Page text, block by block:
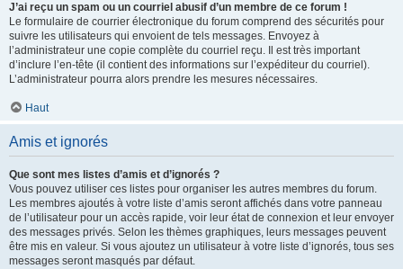
J’ai reçu un spam ou un courriel abusif d’un membre de ce forum !
Le formulaire de courrier électronique du forum comprend des sécurités pour
suivre les utilisateurs qui envoient de tels messages. Envoyez à
l’administrateur une copie complète du courriel reçu. Il est très important
d’inclure l’en-tête (il contient des informations sur l’expéditeur du courriel).
L’administrateur pourra alors prendre les mesures nécessaires.
Haut
Amis et ignorés
Que sont mes listes d’amis et d’ignorés ?
Vous pouvez utiliser ces listes pour organiser les autres membres du forum.
Les membres ajoutés à votre liste d’amis seront affichés dans votre panneau
de l’utilisateur pour un accès rapide, voir leur état de connexion et leur envoyer
des messages privés. Selon les thèmes graphiques, leurs messages peuvent
être mis en valeur. Si vous ajoutez un utilisateur à votre liste d’ignorés, tous ses
messages seront masqués par défaut.